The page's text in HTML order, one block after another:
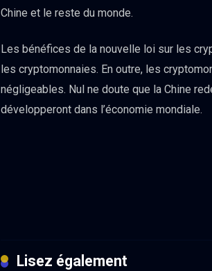
Chine et le reste du monde.
Les bénéfices de la nouvelle loi sur les
les cryptomonnaies. En outre, les
négligeables. Nul ne doute que la Chine
développeront dans l’économie mondiale.
Lisez également